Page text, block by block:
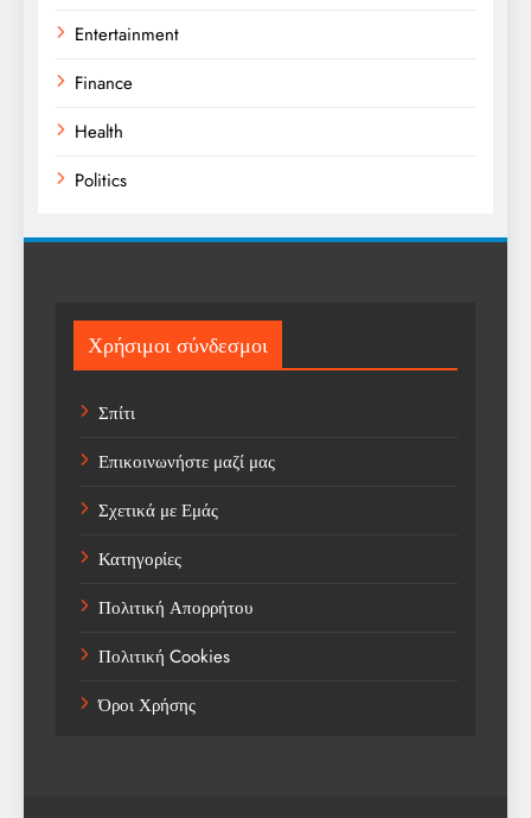
Entertainment
Finance
Health
Politics
Sport
Sports
Technology
Trending
Weather
Αγορά
Αγορά Εργασίας
Αγροτικά Νέα
Αεροπορία
Χρήσιμοι σύνδεσμοι
Σπίτι
Επικοινωνήστε μαζί μας
Σχετικά με Εμάς
Κατηγορίες
Πολιτική Απορρήτου
Πολιτική Cookies
Όροι Χρήσης